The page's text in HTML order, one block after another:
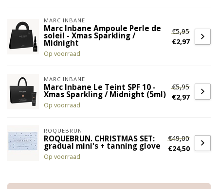
MARC INBANE
Marc Inbane Ampoule Perle de
soleil - Xmas Sparkling /
Midnight
Op voorraad
€5,95
€2,97
MARC INBANE
Marc Inbane Le Teint SPF 10 -
Xmas Sparkling / Midnight (5ml)
Op voorraad
€5,95
€2,97
ROQUEBRUN.
ROQUEBRUN. CHRISTMAS SET:
gradual mini's + tanning glove
Op voorraad
€49,00
€24,50